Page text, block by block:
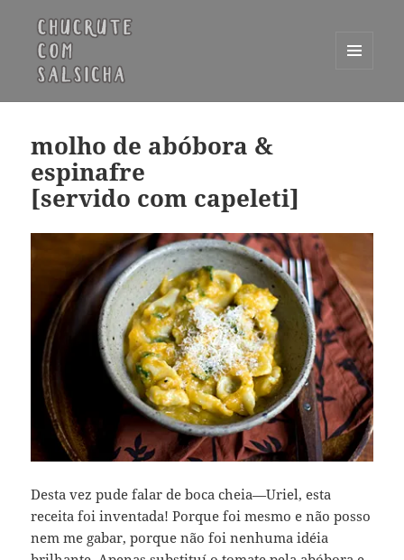
WIDGETS
molho de abóbora &
espinafre
[servido com capeleti]
Desta vez pude falar de boca cheia—Uriel, esta
receita foi inventada! Porque foi mesmo e não posso
nem me gabar, porque não foi nenhuma idéia